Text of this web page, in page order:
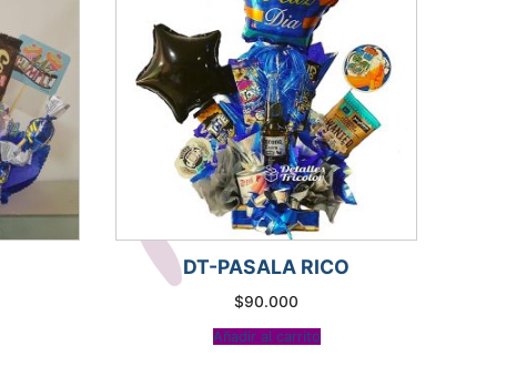
DT-PASALA RICO
$90.000
Añadir al carrito